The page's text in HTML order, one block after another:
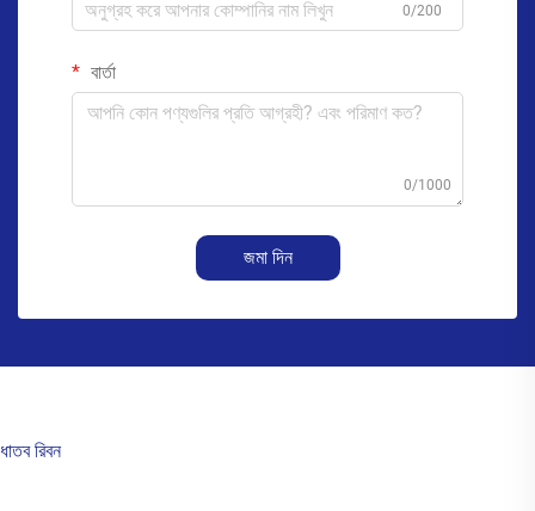
0/200
বার্তা
0/1000
জমা দিন
ধাতব রিবন